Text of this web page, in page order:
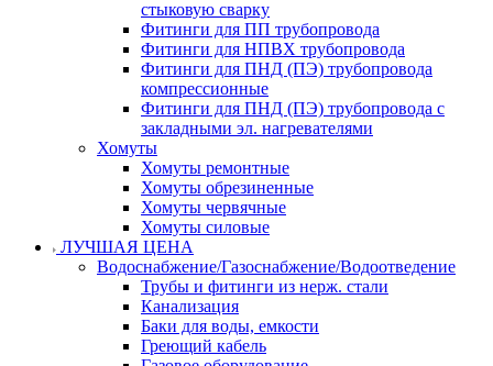
стыковую сварку
Фитинги для ПП трубопровода
Фитинги для НПВХ трубопровода
Фитинги для ПНД (ПЭ) трубопровода
компрессионные
Фитинги для ПНД (ПЭ) трубопровода с
закладными эл. нагревателями
Хомуты
Хомуты ремонтные
Хомуты обрезиненные
Хомуты червячные
Хомуты силовые
ЛУЧШАЯ ЦЕНА
Водоснабжение/Газоснабжение/Водоотведение
Трубы и фитинги из нерж. стали
Канализация
Баки для воды, емкости
Греющий кабель